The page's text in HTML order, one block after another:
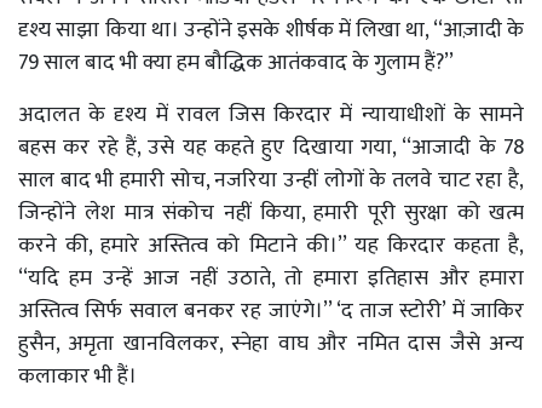
दृश्य साझा किया था। उन्होंने इसके शीर्षक में लिखा था, ‘‘आज़ादी के
79 साल बाद भी क्या हम बौद्धिक आतंकवाद के गुलाम हैं?’’
अदालत के दृश्य में रावल जिस किरदार में न्यायाधीशों के सामने
बहस कर रहे हैं, उसे यह कहते हुए दिखाया गया, ‘‘आजादी के 78
साल बाद भी हमारी सोच, नजरिया उन्हीं लोगों के तलवे चाट रहा है,
जिन्होंने लेश मात्र संकोच नहीं किया, हमारी पूरी सुरक्षा को खत्म
करने की, हमारे अस्तित्व को मिटाने की।’’ यह किरदार कहता है,
‘‘यदि हम उन्हें आज नहीं उठाते, तो हमारा इतिहास और हमारा
अस्तित्व सिर्फ सवाल बनकर रह जाएंगे।’’ ‘द ताज स्टोरी’ में जाकिर
हुसैन, अमृता खानविलकर, स्नेहा वाघ और नमित दास जैसे अन्य
कलाकार भी हैं।